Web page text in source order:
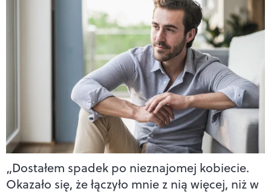
„Dostałem spadek po nieznajomej kobiecie.
Okazało się, że łączyło mnie z nią więcej, niż w